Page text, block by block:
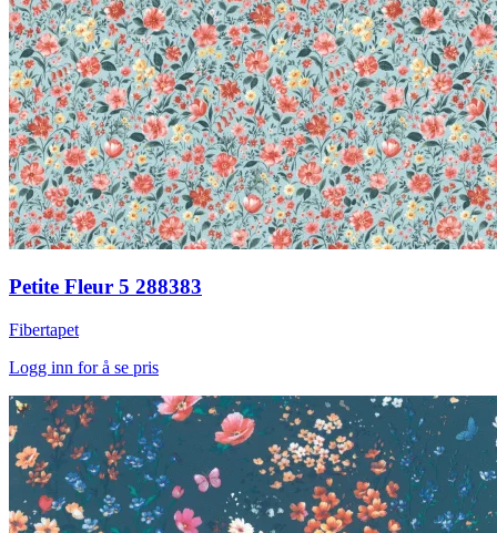
Petite Fleur 5 288383
Fibertapet
Logg inn for å se pris